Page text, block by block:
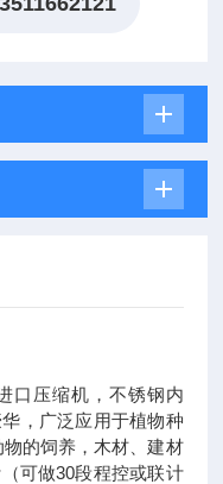
口压缩机，不锈钢内
，广泛应用于植物种
的饲养，木材、建材
可做30段程控或联计